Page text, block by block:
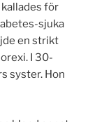
för
sjuka
en strikt
I 30-
syster. Hon